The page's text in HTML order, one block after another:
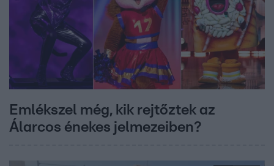
Emlékszel még, kik rejtőztek az
Álarcos énekes jelmezeiben?